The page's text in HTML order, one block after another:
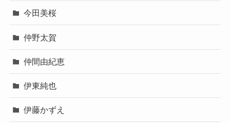
今田美桜
仲野太賀
仲間由紀恵
伊東純也
伊藤かずえ